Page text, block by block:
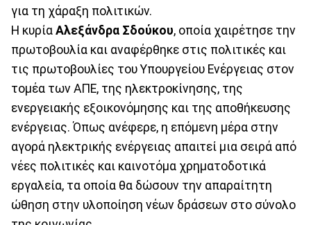
για τη χάραξη πολιτικών.
Η κυρία Αλεξάνδρα Σδούκου, οποία χαιρέτησε την
πρωτοβουλία και αναφέρθηκε στις πολιτικές και
τις πρωτοβουλίες του Υπουργείου Ενέργειας στον
τομέα των ΑΠΕ, της ηλεκτροκίνησης, της
ενεργειακής εξοικονόμησης και της αποθήκευσης
ενέργειας. Όπως ανέφερε, η επόμενη μέρα στην
αγορά ηλεκτρικής ενέργειας απαιτεί μια σειρά από
νέες πολιτικές και καινοτόμα χρηματοδοτικά
εργαλεία, τα οποία θα δώσουν την απαραίτητη
ώθηση στην υλοποίηση νέων δράσεων στο σύνολο